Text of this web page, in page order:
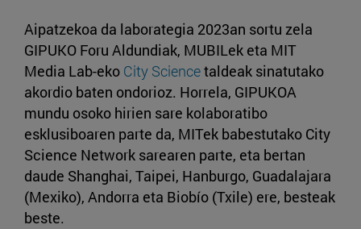
Aipatzekoa da laborategia 2023an sortu zela
GIPUKO Foru Aldundiak, MUBILek eta MIT
Media Lab-eko City Sciencetaldeak sinatutako
akordio baten ondorioz. Horrela, GIPUKOA
mundu osoko hirien sare kolaboratibo
esklusiboaren parte da, MITek babestutako City
Science Network sarearen parte, eta bertan
daude Shanghai, Taipei, Hanburgo, Guadalajara
(Mexiko), Andorra eta Biobío (Txile) ere, besteak
beste.